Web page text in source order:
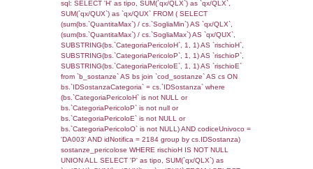
cod_territori_tipologia ON
(f_territori_limitrofi.IDTipologiaTerritorio =
cod_territori_tipologia.IDTipologiaTerritorio)
(f_territori_limitrofi.IDTipoTerritorio =
cod_territori_tipologia.IDTerritorioTP)
(((f_territori_limitrofi.IDNotifica)=4006) AND
((f_territori_limitrofi.IDTipoTerritorio)=7)),
0.069569110870361
sql: SELECT f_territori_limitrofi.Distanza,
f_territori_limitrofi.Direzione,